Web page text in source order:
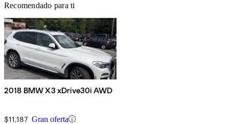
Recomendado para ti
2018 BMW X3 xDrive30i AWD
$11,187 Gran oferta